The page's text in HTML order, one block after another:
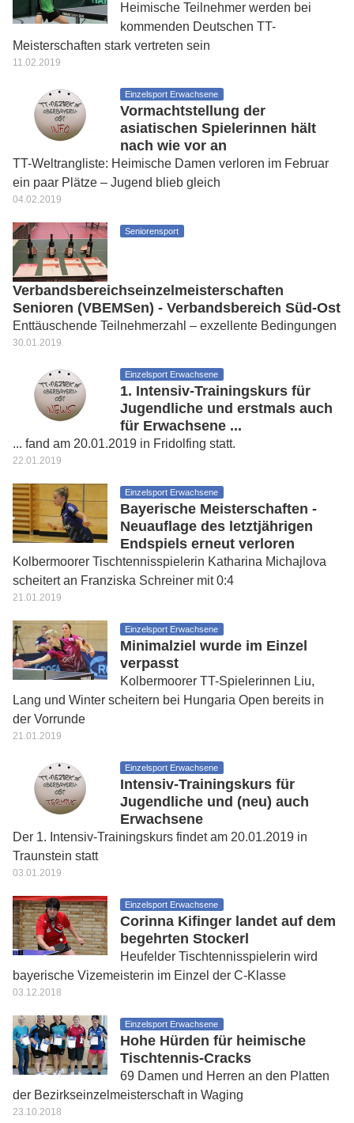
Heimische Teilnehmer werden bei
kommenden Deutschen TT-
Meisterschaften stark vertreten sein
11.02.2019
Einzelsport Erwachsene
Vormachtstellung der
asiatischen Spielerinnen hält
nach wie vor an
TT-Weltrangliste: Heimische Damen verloren im Februar
ein paar Plätze – Jugend blieb gleich
04.02.2019
Seniorensport
Verbandsbereichseinzelmeisterschaften
Senioren (VBEMSen) - Verbandsbereich Süd-Ost
Enttäuschende Teilnehmerzahl – exzellente Bedingungen
30.01.2019
Einzelsport Erwachsene
1. Intensiv-Trainingskurs für
Jugendliche und erstmals auch
für Erwachsene ...
... fand am 20.01.2019 in Fridolfing statt.
22.01.2019
Einzelsport Erwachsene
Bayerische Meisterschaften -
Neuauflage des letztjährigen
Endspiels erneut verloren
Kolbermoorer Tischtennisspielerin Katharina Michajlova
scheitert an Franziska Schreiner mit 0:4
21.01.2019
Einzelsport Erwachsene
Minimalziel wurde im Einzel
verpasst
Kolbermoorer TT-Spielerinnen Liu,
Lang und Winter scheitern bei Hungaria Open bereits in
der Vorrunde
21.01.2019
Einzelsport Erwachsene
Intensiv-Trainingskurs für
Jugendliche und (neu) auch
Erwachsene
Der 1. Intensiv-Trainingskurs findet am 20.01.2019 in
Traunstein statt
03.01.2019
Einzelsport Erwachsene
Corinna Kifinger landet auf dem
begehrten Stockerl
Heufelder Tischtennisspielerin wird
bayerische Vizemeisterin im Einzel der C-Klasse
03.12.2018
Einzelsport Erwachsene
Hohe Hürden für heimische
Tischtennis-Cracks
69 Damen und Herren an den Platten
der Bezirkseinzelmeisterschaft in Waging
23.10.2018